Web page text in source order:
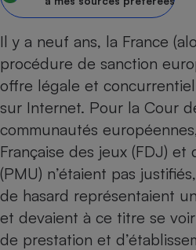
Il y a neuf ans, la France
procédure de sanction
offre légale et
sur Internet. Pour la Cour
communautés
Française des jeux (FDJ)
(PMU) n’étaient pas
de hasard représentaient
et devaient à ce titre se
de prestation et